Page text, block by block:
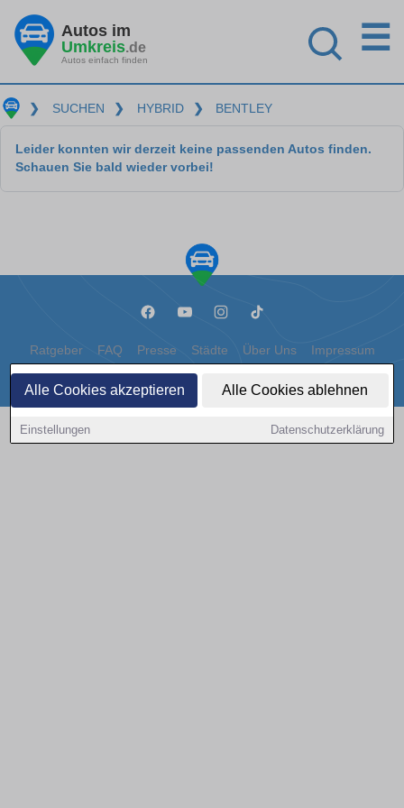
Alle Cookies akzeptieren Alle Cookies ablehnen
Einstellungen Datenschutzerklärung
Autos im
Umkreis.de
Autos einfach finden
☰
❯ SUCHEN ❯ HYBRID ❯ BENTLEY
Leider konnten wir derzeit keine passenden Autos finden.
Schauen Sie bald wieder vorbei!
Ratgeber FAQ Presse Städte Über Uns Impressum
Datenschutz Cookies
Copyright © 2000 - 2026 | 1A Infosysteme GmbH | Content by: 1a-sites-autos